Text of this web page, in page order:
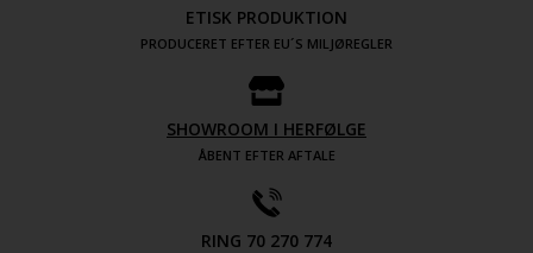
ETISK PRODUKTION
PRODUCERET EFTER EU´S MILJØREGLER
SHOWROOM I HERFØLGE
ÅBENT EFTER AFTALE
RING 70 270 774